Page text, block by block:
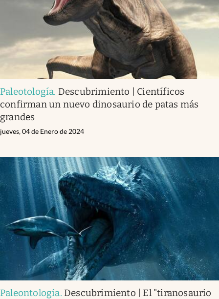
Paleotología. Descubrimiento | Científicos
confirman un nuevo dinosaurio de patas más
grandes
jueves, 04 de Enero de 2024
Paleontología. Descubrimiento | El "tiranosaurio